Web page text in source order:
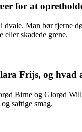
for at
Man bør fjerne
skadede grene.
Frijs, og hvad
Birne og Glorød
saftige smag.